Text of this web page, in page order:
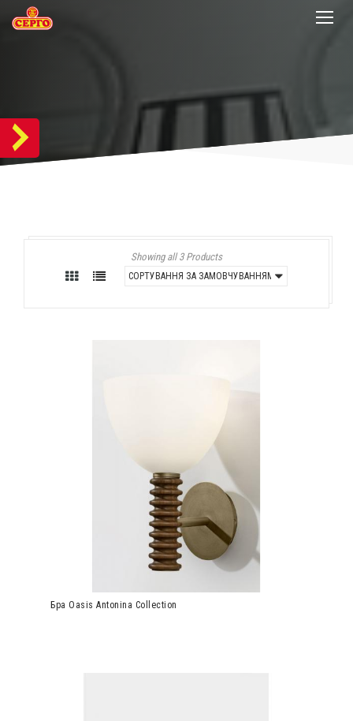
Showing all 3 Products
Бра Oasis Antonina Collection